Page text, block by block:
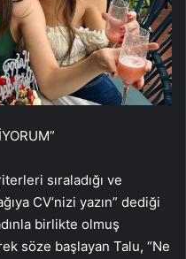
sıraladığı ve
CV’nizi yazın” dediği
birlikte olmuş
söze başlayan Talu, “Ne